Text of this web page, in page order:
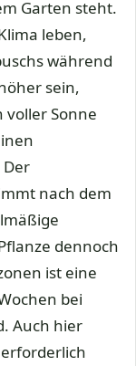
Garten steht.
leben,
während
sein,
voller Sonne
Der
nach dem
dennoch
ist eine
bei
Auch hier